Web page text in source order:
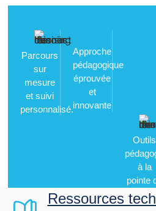
Parcours
sur
mesure
et suivi
personnalisé.
Approche
pédagogique
éprouvée
et
innovante
la
Ressources